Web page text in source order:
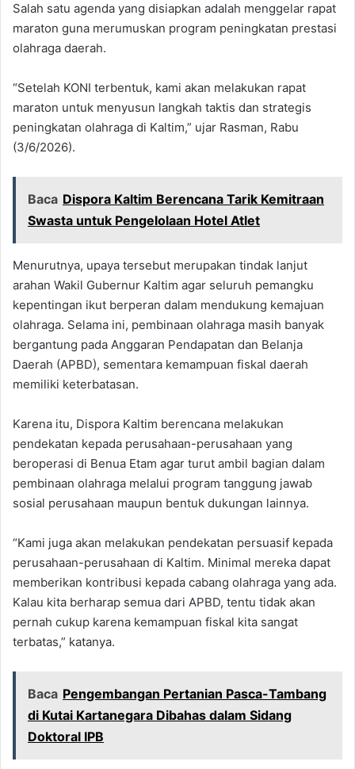
Salah satu agenda yang disiapkan adalah menggelar rapat
maraton guna merumuskan program peningkatan prestasi
olahraga daerah.
“Setelah KONI terbentuk, kami akan melakukan rapat
maraton untuk menyusun langkah taktis dan strategis
peningkatan olahraga di Kaltim,” ujar Rasman, Rabu
(3/6/2026).
Baca Dispora Kaltim Berencana Tarik Kemitraan
Swasta untuk Pengelolaan Hotel Atlet
Menurutnya, upaya tersebut merupakan tindak lanjut
arahan Wakil Gubernur Kaltim agar seluruh pemangku
kepentingan ikut berperan dalam mendukung kemajuan
olahraga. Selama ini, pembinaan olahraga masih banyak
bergantung pada Anggaran Pendapatan dan Belanja
Daerah (APBD), sementara kemampuan fiskal daerah
memiliki keterbatasan.
Karena itu, Dispora Kaltim berencana melakukan
pendekatan kepada perusahaan-perusahaan yang
beroperasi di Benua Etam agar turut ambil bagian dalam
pembinaan olahraga melalui program tanggung jawab
sosial perusahaan maupun bentuk dukungan lainnya.
“Kami juga akan melakukan pendekatan persuasif kepada
perusahaan-perusahaan di Kaltim. Minimal mereka dapat
memberikan kontribusi kepada cabang olahraga yang ada.
Kalau kita berharap semua dari APBD, tentu tidak akan
pernah cukup karena kemampuan fiskal kita sangat
terbatas,” katanya.
Baca Pengembangan Pertanian Pasca-Tambang
di Kutai Kartanegara Dibahas dalam Sidang
Doktoral IPB